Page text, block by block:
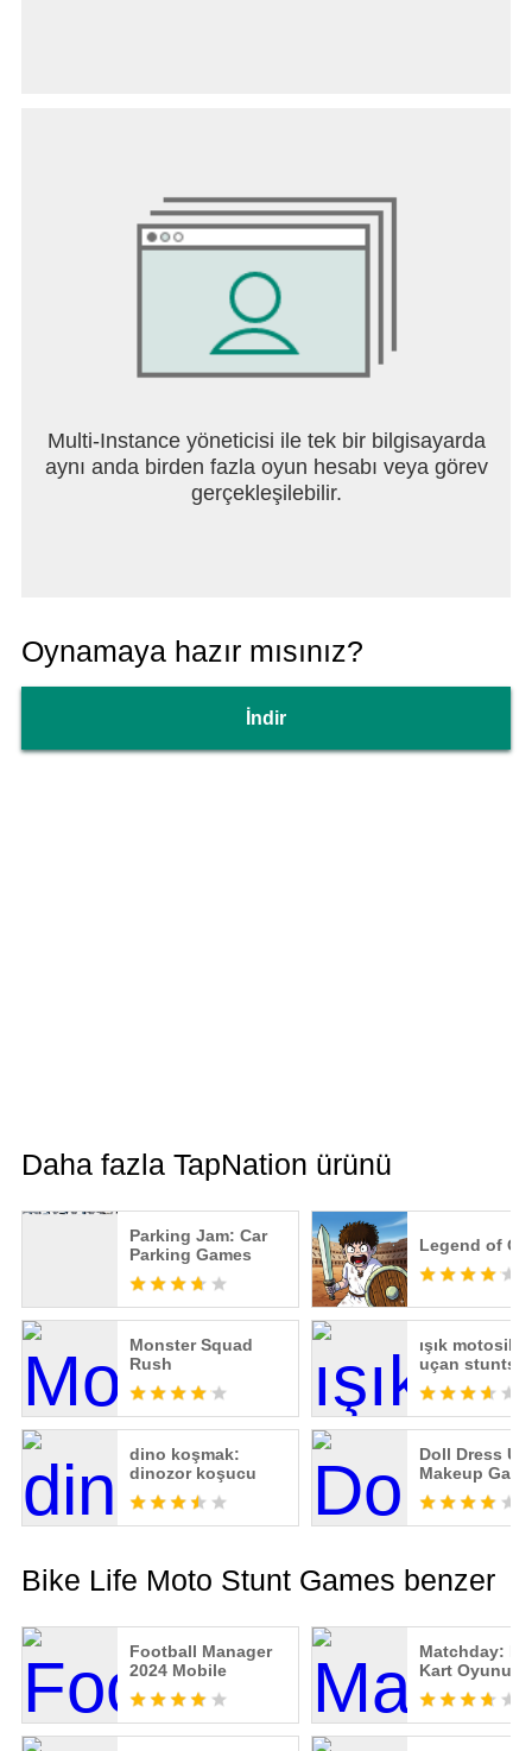
Multi-Instance yöneticisi ile tek bir bilgisayarda
aynı anda birden fazla oyun hesabı veya görev
gerçekleşilebilir.
Oynamaya hazır mısınız?
İndir
Daha fazla TapNation ürünü
Parking Jam: Car
Parking Games
Legend of
Monster Squad
Rush
ışık
uçan stunts
dino koşmak:
dinozor koşucu
Doll Dress
Makeup
Bike Life Moto Stunt Games benzer
Football Manager
2024 Mobile
Matchday:
Kart Oyunu